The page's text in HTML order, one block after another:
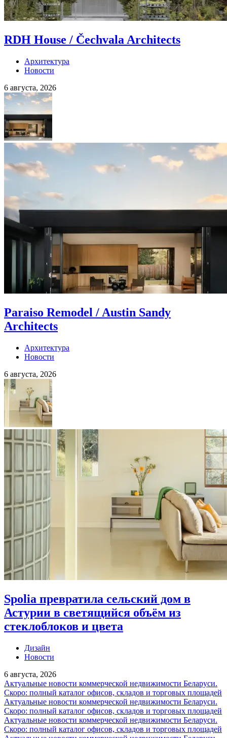
RDH House / Čechvala Architects
Архитектура
Новости
6 августа, 2026
Paraiso Remodel / Austin Sandy
Architects
Архитектура
Новости
6 августа, 2026
Spolia превратила сельский дом в
Астурии в светящийся объём из
стеклоблоков и цвета
Дизайн
Новости
6 августа, 2026
Актуальные новости коммерческой недвижимости Беларуси.
Скоро: полный каталог офисов, складов и торговых площадей
Актуальные новости коммерческой недвижимости Беларуси.
Скоро: полный каталог офисов, складов и торговых площадей
Актуальные новости коммерческой недвижимости Беларуси.
Скоро: полный каталог офисов, складов и торговых площадей